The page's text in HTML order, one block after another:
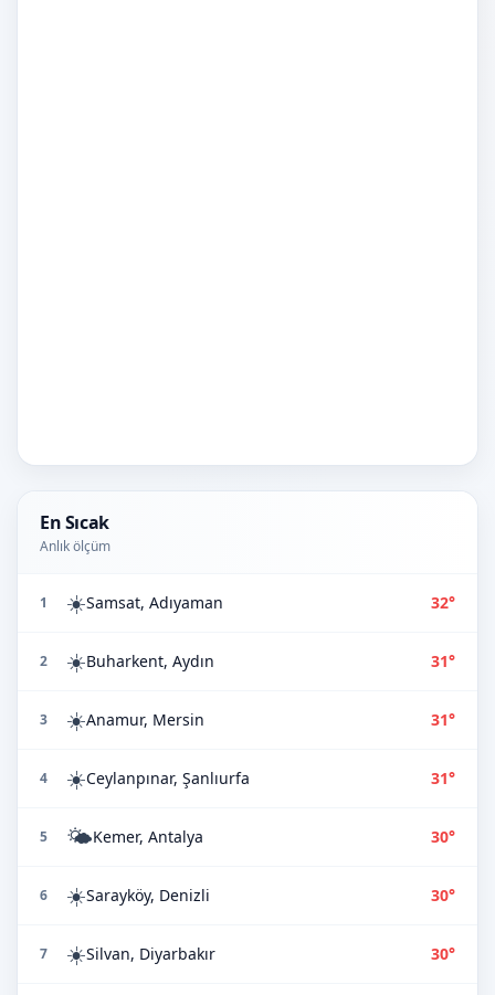
En Sıcak
Anlık ölçüm
1 ☀️Samsat, Adıyaman 32°
2 ☀️Buharkent, Aydın 31°
3 ☀️Anamur, Mersin 31°
4 ☀️Ceylanpınar, Şanlıurfa 31°
5 🌤️Kemer, Antalya 30°
6 ☀️Sarayköy, Denizli 30°
7 ☀️Silvan, Diyarbakır 30°